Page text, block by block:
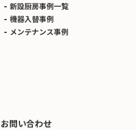
新設厨房事例一覧
機器入替事例
メンテナンス事例
お問い合わせ